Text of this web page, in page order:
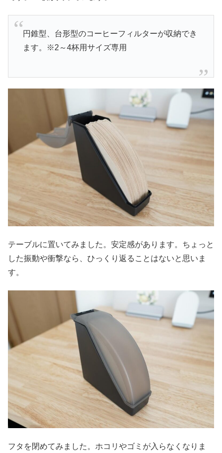
円錐型、台形型のコーヒーフィルターが収納でき
ます。※2～4杯用サイズ専用
テーブルに置いてみました。安定感があります。ちょっと
した振動や衝撃なら、ひっくり返ることはないと思いま
す。
フタを閉めてみました。ホコリやゴミが入らなくなりま